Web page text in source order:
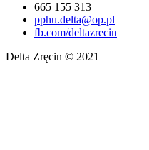
665 155 313
pphu.delta@op.pl
fb.com/deltazrecin
Delta Zręcin © 2021